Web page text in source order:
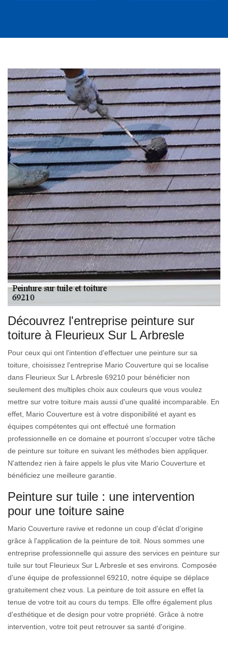
Découvrez l'entreprise peinture sur
toiture à Fleurieux Sur L Arbresle
Pour ceux qui ont l'intention d'effectuer une peinture sur sa
toiture, choisissez l'entreprise Mario Couverture qui se localise
dans Fleurieux Sur L Arbresle 69210 pour bénéficier non
seulement des multiples choix aux couleurs que vous voulez
mettre sur votre toiture mais aussi d'une qualité incomparable. En
effet, Mario Couverture est à votre disponibilité et ayant es
équipes compétentes qui ont effectué une formation
professionnelle en ce domaine et pourront s'occuper votre tâche
de peinture sur toiture en suivant les méthodes bien appliquer.
N'attendez rien à faire appels le plus vite Mario Couverture et
bénéficiez une meilleure garantie.
Peinture sur tuile : une intervention
pour une toiture saine
Mario Couverture ravive et redonne un coup d'éclat d’origine
grâce à l'application de la peinture de toit. Nous sommes une
entreprise professionnelle qui assure des services en peinture sur
tuile sur tout Fleurieux Sur L Arbresle et ses environs. Composée
d’une équipe de professionnel 69210, notre équipe se déplace
gratuitement chez vous. La peinture de toit assure en effet la
tenue de votre toit au cours du temps. Elle offre également plus
d'esthétique et de design pour votre propriété. Grâce à notre
intervention, votre toit peut retrouver sa santé d'origine.